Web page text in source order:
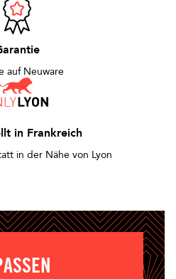
auf Neuware
in Frankreich
in der Nähe von Lyon